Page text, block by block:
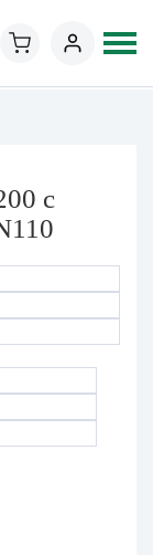
с